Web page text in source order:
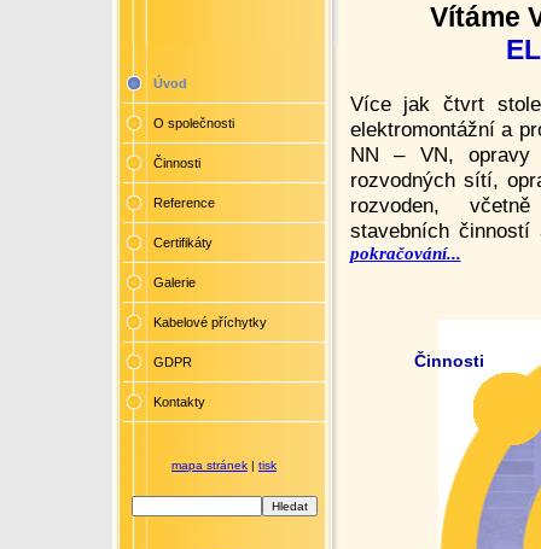
Úvod
O společnosti
Činnosti
Reference
Certifikáty
Galerie
Kabelové příchytky
GDPR
Kontakty
mapa stránek | tisk
Vítáme
Více jak čtvrt
elektromontážní a
NN – VN, opravy
rozvodných sítí,
rozvoden,
stavebních
pokračování...
Činnosti